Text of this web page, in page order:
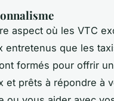
aspect où les VTC
entretenus que les
formés pour offrir
et prêts à répondre à